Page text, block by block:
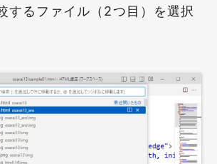
するファイル（2つ目）を選択